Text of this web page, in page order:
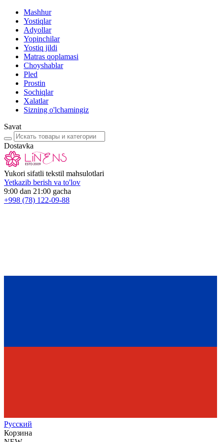
Mashhur
Yostiqlar
Adyollar
Yopinchilar
Yostiq jildi
Matras qoplamasi
Choyshablar
Pled
Prostin
Sochiqlar
Xalatlar
Sizning o'lchamingiz
Savat
Dostavka
Yukori sifatli tekstil mahsulotlari
Yetkazib berish va to'lov
9:00 dan 21:00 gacha
+998 (78) 122-09-88
Русский
Корзина